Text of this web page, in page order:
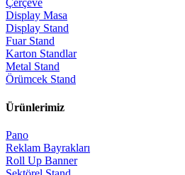
Çerçeve
Display Masa
Display Stand
Fuar Stand
Karton Standlar
Metal Stand
Örümcek Stand
Ürünlerimiz
Pano
Reklam Bayrakları
Roll Up Banner